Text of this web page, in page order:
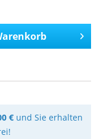
€ und Sie erhalten